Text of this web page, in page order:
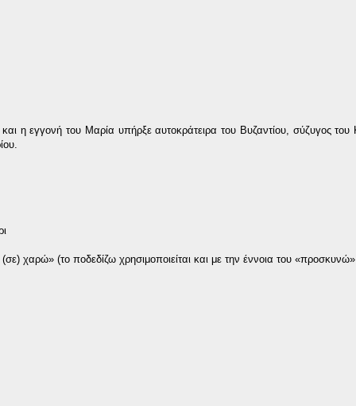
η εγγονή του Μαρία υπήρξε αυτοκράτειρα του Βυζαντίου, σύζυγος του
χαρώ» (το ποδεδίζω χρησιμοποιείται και με την έννοια του